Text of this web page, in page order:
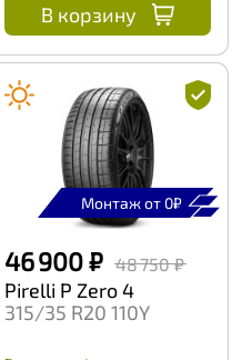
В корзину
Монтаж от 0₽
46 900 ₽ 48 750 ₽
Pirelli P Zero 4
315/35 R20 110Y